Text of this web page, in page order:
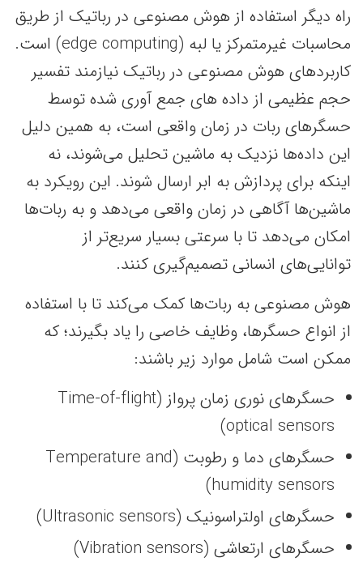
راه دیگر استفاده از هوش مصنوعی در رباتیک از طریق
محاسبات غیرمتمرکز یا لبه (edge computing) است.
کاربردهای هوش مصنوعی در رباتیک نیازمند تفسیر
حجم عظیمی از داده های جمع آوری شده توسط
حسگرهای ربات در زمان واقعی است، به همین دلیل
این داده‌ها نزدیک به ماشین تحلیل می‌شوند، نه
اینکه برای پردازش به ابر ارسال شوند. این رویکرد به
ماشین‌ها آگاهی در زمان واقعی می‌دهد و به ربات‌ها
امکان می‌دهد تا با سرعتی بسیار سریع‌تر از
توانایی‌های انسانی تصمیم‌گیری کنند.
هوش مصنوعی به ربات‌ها کمک می‌کند تا با استفاده
از انواع حسگرها، وظایف خاصی را یاد بگیرند؛ که
ممکن است شامل موارد زیر باشند:
حسگرهای نوری زمان پرواز (Time-of-flight
optical sensors)
حسگرهای دما و رطوبت (Temperature and
humidity sensors)
حسگرهای اولتراسونیک (Ultrasonic sensors)
حسگرهای ارتعاشی (Vibration sensors)